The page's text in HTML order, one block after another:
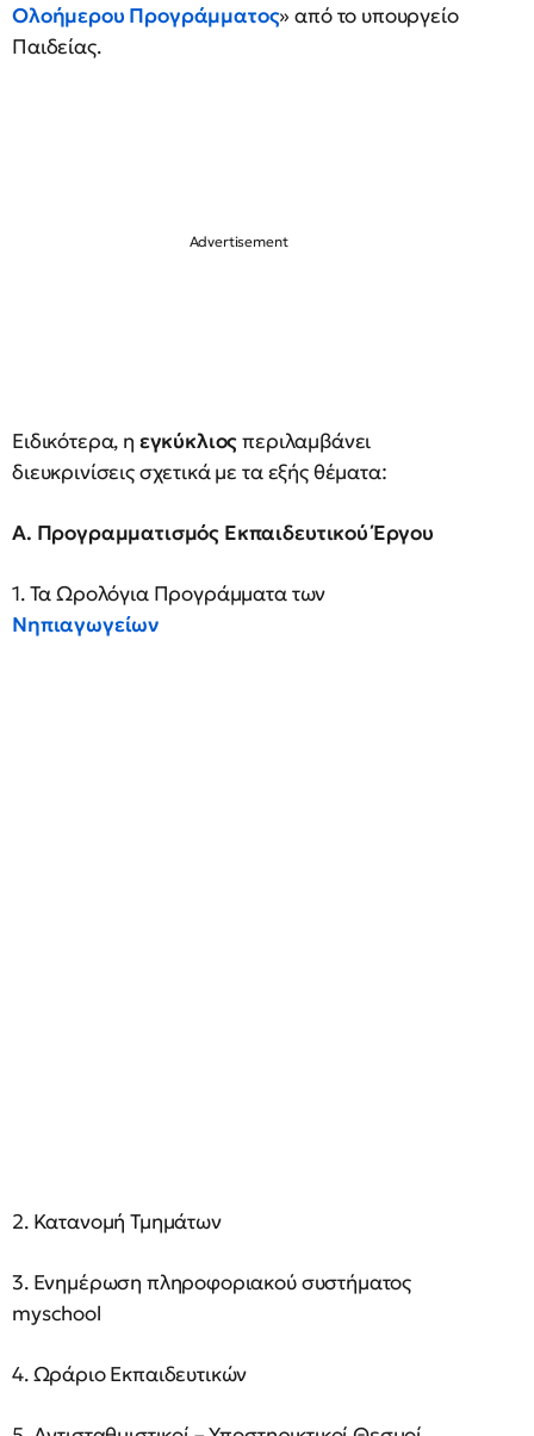
Ολοήμερου Προγράμματος» από το υπουργείο
Παιδείας.
Ειδικότερα, η εγκύκλιοςπεριλαμβάνει
διευκρινίσεις σχετικά με τα εξής θέματα:
Α. Προγραμματισμός Εκπαιδευτικού Έργου
1. Τα Ωρολόγια Προγράμματα των
Νηπιαγωγείων
2. Κατανομή Τμημάτων
3. Ενημέρωση πληροφοριακού συστήματος
myschool
4. Ωράριο Εκπαιδευτικών